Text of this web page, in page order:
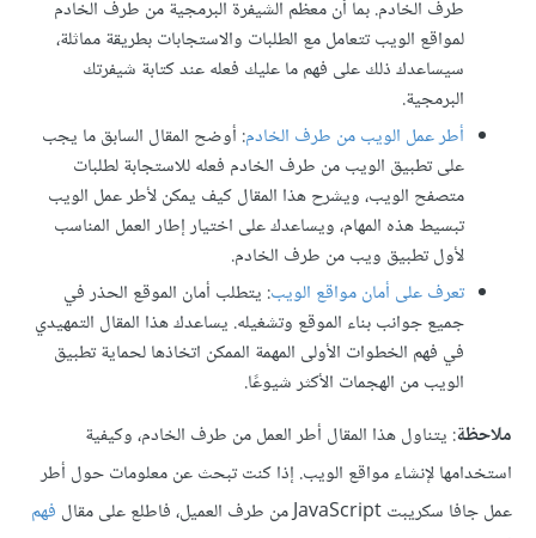
طرف الخادم. بما أن معظم الشيفرة البرمجية من طرف الخادم
لمواقع الويب تتعامل مع الطلبات والاستجابات بطريقة مماثلة،
سيساعدك ذلك على فهم ما عليك فعله عند كتابة شيفرتك
البرمجية.
أطر عمل الويب من طرف الخادم: أوضح المقال السابق ما يجب
على تطبيق الويب من طرف الخادم فعله للاستجابة لطلبات
متصفح الويب، ويشرح هذا المقال كيف يمكن لأطر عمل الويب
تبسيط هذه المهام، ويساعدك على اختيار إطار العمل المناسب
لأول تطبيق ويب من طرف الخادم.
تعرف على أمان مواقع الويب: يتطلب أمان الموقع الحذر في
جميع جوانب بناء الموقع وتشغيله. يساعدك هذا المقال التمهيدي
في فهم الخطوات الأولى المهمة الممكن اتخاذها لحماية تطبيق
الويب من الهجمات الأكثر شيوعًا.
ملاحظة: يتناول هذا المقال أطر العمل من طرف الخادم، وكيفية
استخدامها لإنشاء مواقع الويب. إذا كنت تبحث عن معلومات حول أطر
عمل جافا سكريبت JavaScript من طرف العميل، فاطلع على مقال
فهم